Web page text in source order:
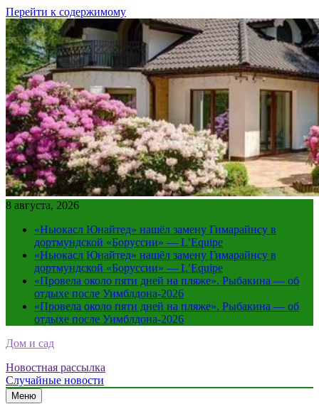
Перейти к содержимому
8 августа, 2026
«Ньюкасл Юнайтед» нашёл замену Гимарайнсу в
дортмундской «Боруссии» — L’Equipe
«Ньюкасл Юнайтед» нашёл замену Гимарайнсу в
дортмундской «Боруссии» — L’Equipe
«Провела около пяти дней на пляже». Рыбакина — об
отдыхе после Уимблдона-2026
«Провела около пяти дней на пляже». Рыбакина — об
отдыхе после Уимблдона-2026
Дом и сад
Новостная рассылка
Случайные новости
Меню